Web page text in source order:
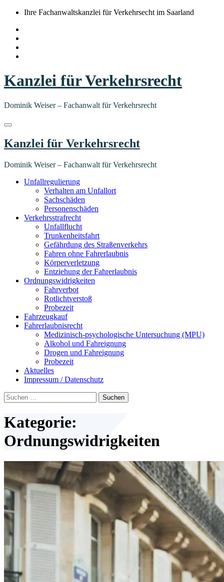
Springe
Inhalt
Ihre Fachanwaltskanzlei für Verkehrsecht im Saarland
Kanzlei für Verkehrsrecht
Dominik Weiser – Fachanwalt für Verkehrsrecht
Kanzlei für Verkehrsrecht
Dominik Weiser – Fachanwalt für Verkehrsrecht
Unfallregulierung
Verhalten am Unfallort
Sachschäden
Personenschäden
Verkehrsstrafrecht
Unfallflucht
Trunkenheitsfahrt
Gefährdung des Straßenverkehrs
Fahren ohne Fahrerlaubnis
Körperverletzung
Entziehung der Fahrerlaubnis
Ordnungswidrigkeiten
Fahrverbot
Rotlichtverstoß
Probezeit
Fahrzeugkauf
Fahrerlaubnisrecht
Medizinisch-psychologische Untersuchung (MPU)
Alkohol und Fahreignung
Drogen und Fahreignung
Probezeit
Aktuelles
Impressum / Datenschutz
Suchen
nach:
Kategorie:
Ordnungswidrigkeiten